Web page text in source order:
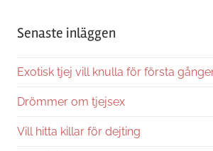
Senaste inläggen
Exotisk tjej vill knulla för första
Drömmer om tjejsex
Vill hitta killar för dejting